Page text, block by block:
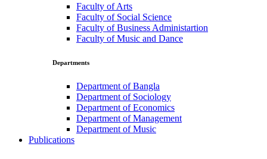
Faculty of Arts
Faculty of Social Science
Faculty of Business Administartion
Faculty of Music and Dance
Departments
Department of Bangla
Department of Sociology
Department of Economics
Department of Management
Department of Music
Publications